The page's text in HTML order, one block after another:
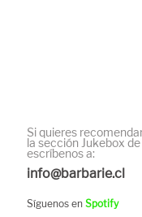
Si quieres
la sección Jukebox
escríbenos a:
info@barbarie.cl
Síguenos en Spotify